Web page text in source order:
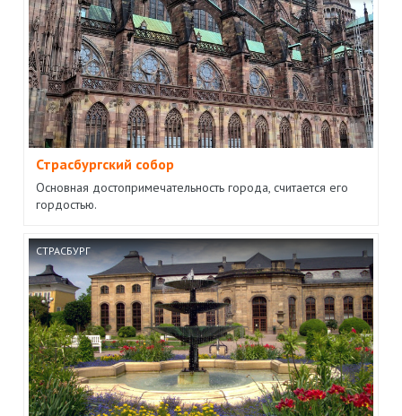
Страсбургский собор
Основная достопримечательность города, считается его
гордостью.
СТРАСБУРГ